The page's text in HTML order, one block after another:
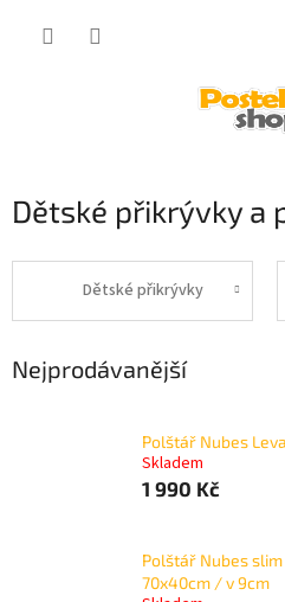
Dětské přikrývky a
Dětské přikrývky
Nejprodávanější
Polštář Nubes
Skladem
1 990 Kč
Polštář Nubes
70x40cm / v 9cm